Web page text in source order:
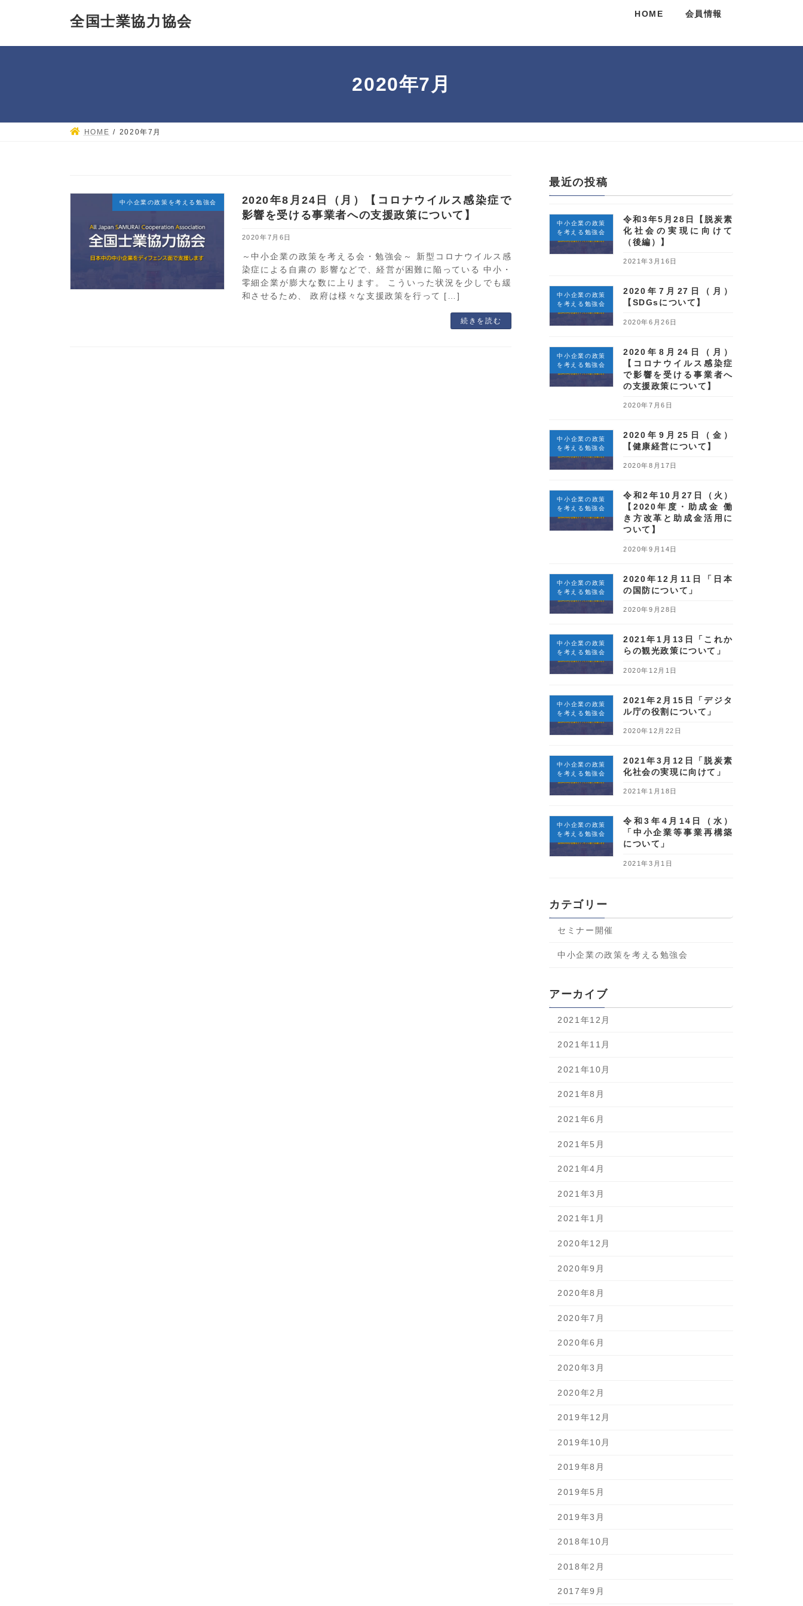
ン
プ
ショ
全国士業協力協会 HOME 会員情報
2020年7月
HOME 2020年7月
中小企業の政策を考える勉強会
2020年8月24日（月）【コロナウイルス感染症で
影響を受ける事業者への支援政策について】
2020年7月6日
～中小企業の政策を考える会・勉強会～ 新型コロナウイルス感
染症による⾃粛の 影響などで、経営が困難に陥っている 中⼩・
零細企業が膨⼤な数に上ります。 こういった状況を少しでも緩
和させるため、 政府は様々な⽀援政策を⾏って […]
続きを読む
最近の投稿
中小企業の政策
を考える勉強会
令和3年5月28日【脱炭素
化社会の実現に向けて
（後編）】
2021年3月16日
中小企業の政策
を考える勉強会
2020年7月27日（月）
【SDGsについて】
2020年6月26日
中小企業の政策
を考える勉強会
2020年8月24日（月）
【コロナウイルス感染症
で影響を受ける事業者へ
の支援政策について】
2020年7月6日
中小企業の政策
を考える勉強会
2020年9月25日（金）
【健康経営について】
2020年8月17日
中小企業の政策
を考える勉強会
令和2年10月27日（火）
【2020年度・助成金 働
き方改革と助成金活用に
ついて】
2020年9月14日
中小企業の政策
を考える勉強会
2020年12月11日「日本
の国防について」
2020年9月28日
中小企業の政策
を考える勉強会
2021年1月13日「これか
らの観光政策について」
2020年12月1日
中小企業の政策
を考える勉強会
2021年2月15日「デジタ
ル庁の役割について」
2020年12月22日
中小企業の政策
を考える勉強会
2021年3月12日「脱炭素
化社会の実現に向けて」
2021年1月18日
中小企業の政策
を考える勉強会
令和3年4月14日（水）
「中小企業等事業再構築
について」
2021年3月1日
カテゴリー
セミナー開催
中小企業の政策を考える勉強会
アーカイブ
2021年12月
2021年11月
2021年10月
2021年8月
2021年6月
2021年5月
2021年4月
2021年3月
2021年1月
2020年12月
2020年9月
2020年8月
2020年7月
2020年6月
2020年3月
2020年2月
2019年12月
2019年10月
2019年8月
2019年5月
2019年3月
2018年10月
2018年2月
2017年9月